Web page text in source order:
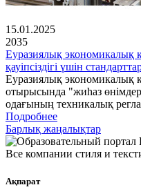
15.01.2025
2035
Еуразиялық экономикалық
қауіпсіздігі үшін
Еуразиялық экономикалық
отырысында "жиһаз
одағының техникалық
Подробнее
Барлық жаңалықтар
Все компании стиля и
Ақпарат